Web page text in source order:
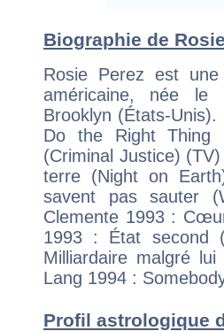
Biographie de
Rosie Perez est
américaine, née le
Brooklyn (États-
Do the Right Thing
(Criminal Justice)
terre (Night on
savent pas sauter
Clemente 1993 :
1993 : État second
Milliardaire malgré
Lang 1994 :
Profil astrologique